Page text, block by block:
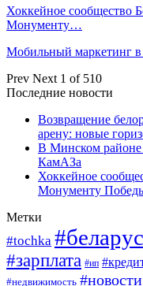
Хоккейное сообщество
Монументу…
Мобильный маркетинг в
Prev Next 1 of 510
Последние новости
Возвращение
арену: новые
В Минском районе
КамАЗа
Хоккейное
Монументу
Метки
#tochka
#зарплата #ип
#недвижимость